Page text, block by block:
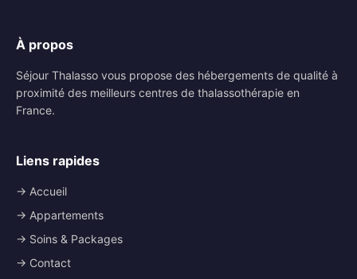
À propos
Séjour Thalasso vous propose des hébergements de qualité à
proximité des meilleurs centres de thalassothérapie en
France.
Liens rapides
→ Accueil
→ Appartements
→ Soins & Packages
→ Contact